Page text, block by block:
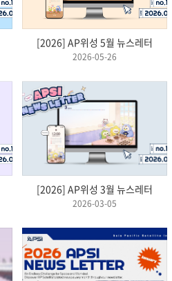
[2026] AP위성 5월 뉴스레터
2026-05-26
[2026] AP위성 3월 뉴스레터
2026-03-05